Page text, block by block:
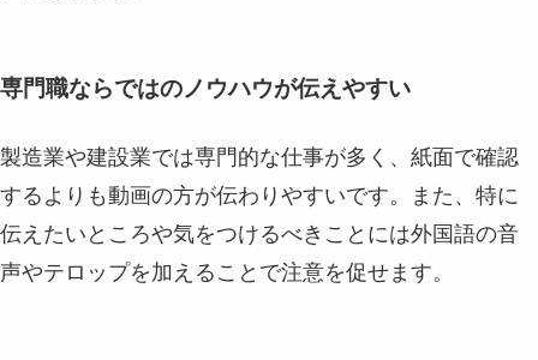
専門職ならではのノウハウが伝えやすい
製造業や建設業では専門的な仕事が多く、紙面で確認
するよりも動画の方が伝わりやすいです。また、特に
伝えたいところや気をつけるべきことには外国語の音
声やテロップを加えることで注意を促せます。